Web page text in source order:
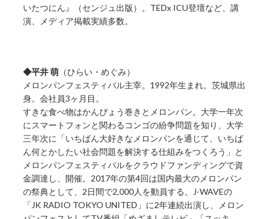
いたつにん』（センジュ出版）。TEDx ICU登壇など、講
演、メディア掲載実績多数。
◆平井 萌 （ひらい・めぐみ）
メロンパンフェスティバル主宰。1992年生まれ。茨城県出
身。会社員3ヶ月目。
すきな食べ物はかんぴょう巻きとメロンパン。大学一年次
にスマートフォンと関わるコンゴの紛争問題を知り、大学
三年次に「いちばん大好きなメロンパンを通じて、いちば
ん何とかしたい社会問題を解決する仕組みをつくろう」と
メロンパンフェスティバルをクラウドファンディングで資
金調達し、開催。2017年の第4回は国内最大のメロンパン
の祭典として、2日間で2,000人を動員する。J-WAVEの
「JK RADIO TOKYO UNITED」に2年連続出演し、メロン